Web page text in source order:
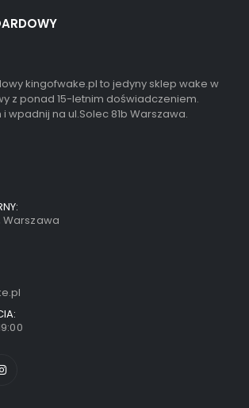
kingofwake.pl to jedyny sklep wake w
z ponad 15-letnim doświadczeniem.
wpadnij na ul.Solec 81b Warszawa.
Warszawa